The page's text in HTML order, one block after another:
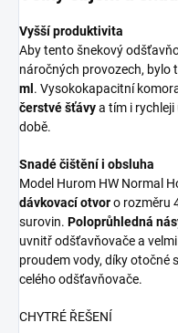
Vyšší produktivita
Aby tento šnekový
náročných provozech, bylo
ml . Vysokokapacitní
čerstvé šťávya tím i
době.
Snadé čištění i obsluha
Model Hurom HW Normal
dávkovací otvoro rozměru
surovin. Poloprůhledná
uvnitř odšťavňovače a
proudem vody, díky otočné
celého odšťavňovače.
CHYTRÉ ŘEŠENÍ